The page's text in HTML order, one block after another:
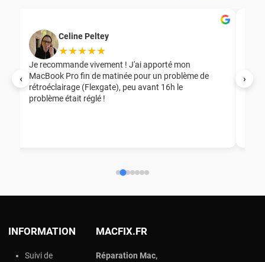
‹ ›
Celine Peltey
★★★★★
Je recommande vivement ! J'ai apporté mon
MacBook Pro fin de matinée pour un problème de
rétroéclairage (Flexgate), peu avant 16h le
problème était réglé !
INFORMATION
Suivi de
MACFIX.FR
Réparation Mac,